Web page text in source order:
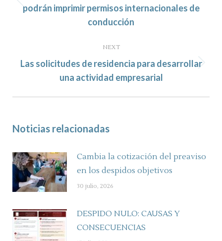
Previous
post:
podrán imprimir permisos internacionales de
conducción
NEXT
Next
post:
Las solicitudes de residencia para desarrollar
una actividad empresarial
Noticias relacionadas
Cambia la cotización del preaviso
en los despidos objetivos
30 julio, 2026
DESPIDO NULO: CAUSAS Y
CONSECUENCIAS